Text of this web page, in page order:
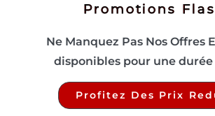
Promotions
Ne Manquez Pas Nos Offres
disponibles pour une
Profitez Des Prix